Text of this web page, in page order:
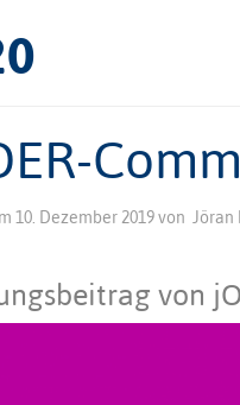
10. Dezember 2019von Jöran
von